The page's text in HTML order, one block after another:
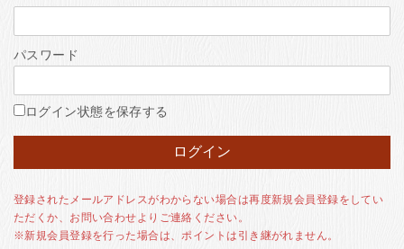
ご利用ガイド
お客様の声
お知らせ
パスワード
ログイン状態を保存する
登録されたメールアドレスがわからない場合は再度新規会員登録をしてい
ただくか、お問い合わせよりご連絡ください。
※新規会員登録を行った場合は、ポイントは引き継がれません。